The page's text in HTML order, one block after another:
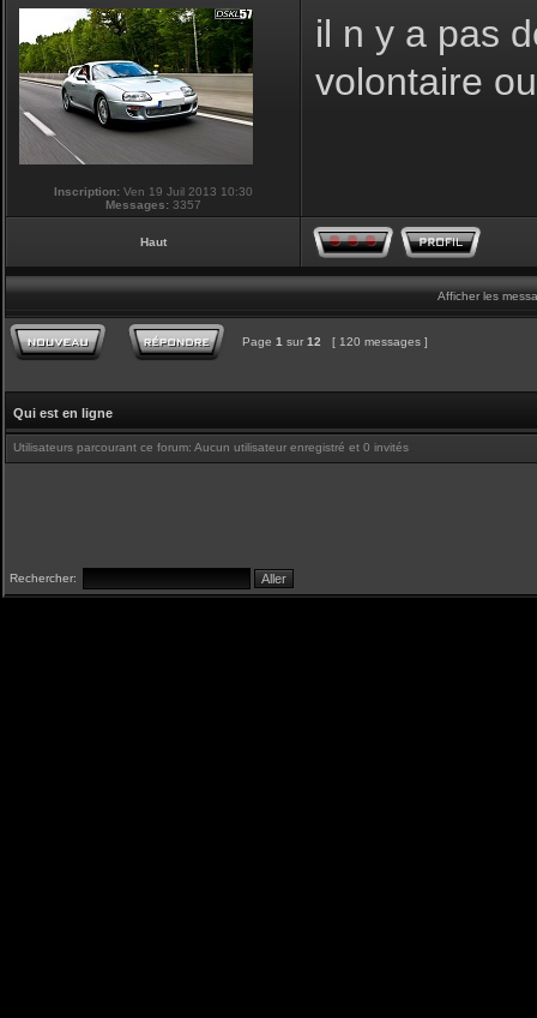
Inscription: Ven 19 Juil 2013 10:30
Messages: 3357
il n y a pas
volontaire
Haut
Afficher les
Page 1 sur 12 [ 120 messages ]
Qui est en ligne
Utilisateurs parcourant ce forum: Aucun utilisateur enregistré et 0 invités
Rechercher: